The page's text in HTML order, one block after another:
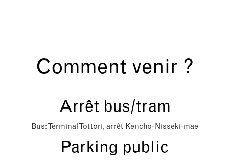
Comment venir ?
Arrêt bus/tram
Bus: Terminal Tottori, arrêt Kencho-Nisseki-mae
Parking public